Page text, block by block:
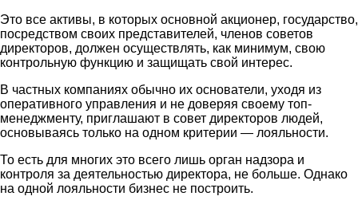
Это все активы, в которых основной акционер, государство,
посредством своих представителей, членов советов
директоров, должен осуществлять, как минимум, свою
контрольную функцию и защищать свой интерес.
В частных компаниях обычно их основатели, уходя из
оперативного управления и не доверяя своему топ-
менеджменту, приглашают в совет директоров людей,
основываясь только на одном критерии — лояльности.
То есть для многих это всего лишь орган надзора и
контроля за деятельностью директора, не больше. Однако
на одной лояльности бизнес не построить.